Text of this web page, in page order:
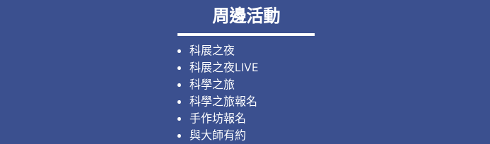
周邊活動
科展之夜
科展之夜LIVE
科學之旅
科學之旅報名
手作坊報名
與大師有約